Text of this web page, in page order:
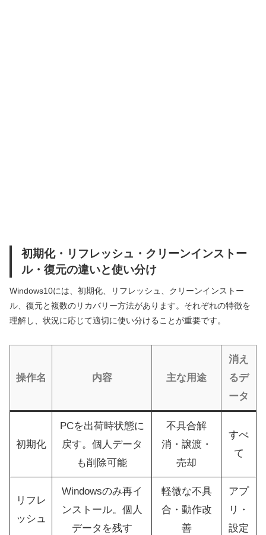
初期化・リフレッシュ・クリーンインストー
ル・復元の違いと使い分け
Windows10には、初期化、リフレッシュ、クリーンインストー
ル、復元と複数のリカバリー方法があります。それぞれの特徴を
理解し、状況に応じて適切に使い分けることが重要です。
操作名 内容 主な用途
消え
るデ
ータ
初期化
PCを出荷時状態に
戻す。個人データ
も削除可能
不具合解
消・譲渡・
売却
すべ
て
リフレ
ッシュ
Windowsのみ再イ
ンストール。個人
データを残す
軽微な不具
合・動作改
善
アプ
リ・
設定